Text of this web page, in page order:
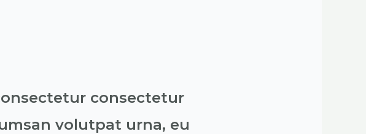
consectetur
volutpat urna, eu